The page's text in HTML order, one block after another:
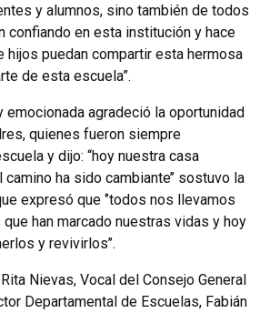
y alumnos, sino también de todos
confiando en esta institución y hace
hijos puedan compartir esta hermosa
de esta escuela”.
emocionada agradeció la oportunidad
quienes fueron siempre
y dijo: “hoy nuestra casa
ha sido cambiante’’ sostuvo la
expresó que ‘’todos nos llevamos
han marcado nuestras vidas y hoy
y revivirlos’’.
Nievas, Vocal del Consejo General
Departamental de Escuelas, Fabián